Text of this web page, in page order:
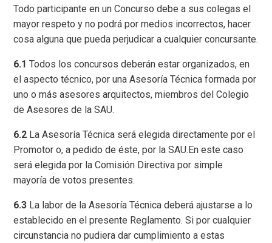
Todo participante en un Concurso debe a sus colegas el
mayor respeto y no podrá por medios incorrectos, hacer
cosa alguna que pueda perjudicar a cualquier concursante.
6.1 Todos los concursos deberán estar organizados, en
el aspecto técnico, por una Asesoría Técnica formada por
uno o más asesores arquitectos, miembros del Colegio
de Asesores de la SAU.
6.2 La Asesoría Técnica será elegida directamente por el
Promotor o, a pedido de éste, por la SAU.En este caso
será elegida por la Comisión Directiva por simple
mayoría de votos presentes.
6.3 La labor de la Asesoría Técnica deberá ajustarse a lo
establecido en el presente Reglamento. Si por cualquier
circunstancia no pudiera dar cumplimiento a estas